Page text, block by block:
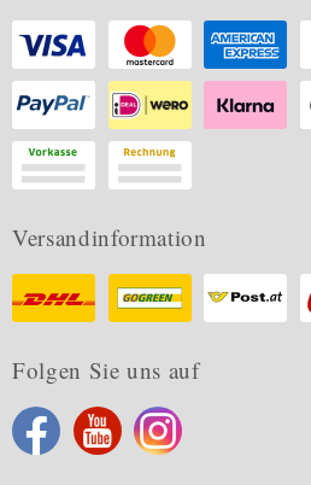
Versandinformation
Folgen Sie uns auf